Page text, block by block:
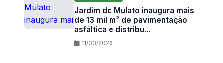
Jardim do Mulato inaugura mais
de 13 mil m² de pavimentação
asfáltica e distribu...
11/03/2026